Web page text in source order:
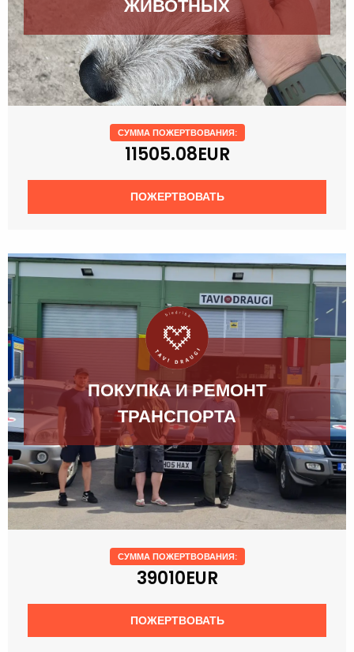
ЖИВОТНЫХ
СУММА ПОЖЕРТВОВАНИЯ:
11505.08EUR
ПОЖЕРТВОВАТЬ
ПОКУПКА И РЕМОНТ
ТРАНСПОРТА
СУММА ПОЖЕРТВОВАНИЯ:
39010EUR
ПОЖЕРТВОВАТЬ